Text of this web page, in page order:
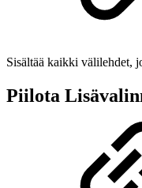
Sisältää kaikki välilehdet,
Piilota